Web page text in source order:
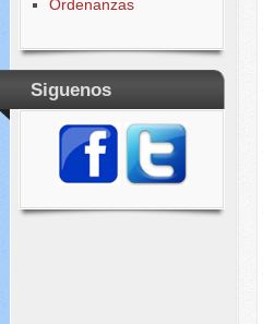
Ordenanzas
Siguenos